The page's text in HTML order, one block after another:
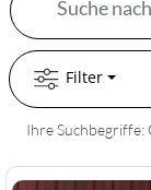
Filter
Ihre Suchbegriffe: